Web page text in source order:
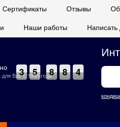
Сертификаты Отзывы
Наши работы Написать
Вас с 1995 года
3 5 8 8 4